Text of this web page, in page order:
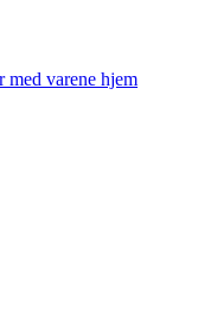
med varene hjem